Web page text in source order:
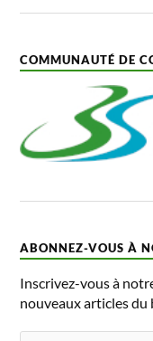
COMMUNAUTÉ DE
ABONNEZ-VOUS À
Inscrivez-vous à
nouveaux articles du